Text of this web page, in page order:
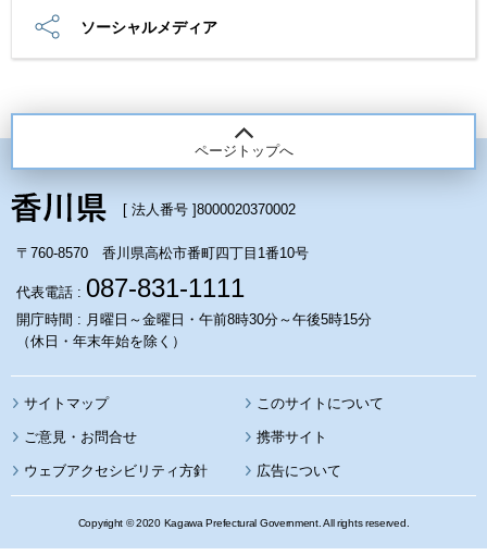
ソーシャルメディア
ページトップへ
[ 法人番号 ]8000020370002
〒760-8570 香川県高松市番町四丁目1番10号
代表電話 : 087-831-1111
開庁時間 : 月曜日～金曜日・午前8時30分～午後5時15分
（休日・年末年始を除く）
サイトマップ このサイトについて
携帯サイト
ウェブアクセシビリティ方針 広告について
Copyright © 2020 Kagawa Prefectural Government. All rights reserved.